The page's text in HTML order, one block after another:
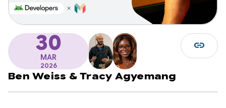
30
MAR
2026
Ben Weiss & Tracy Agyemang
link